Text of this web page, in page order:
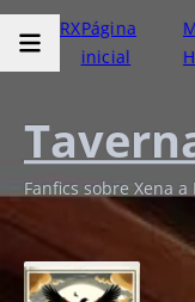
RXPágina
inicial
Fanfics sobre Xena